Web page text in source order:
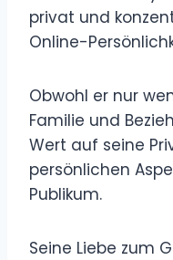
privat und
Online-
Obwohl er nur
Familie und
Wert auf seine
persönlichen
Publikum.
Seine Liebe zum